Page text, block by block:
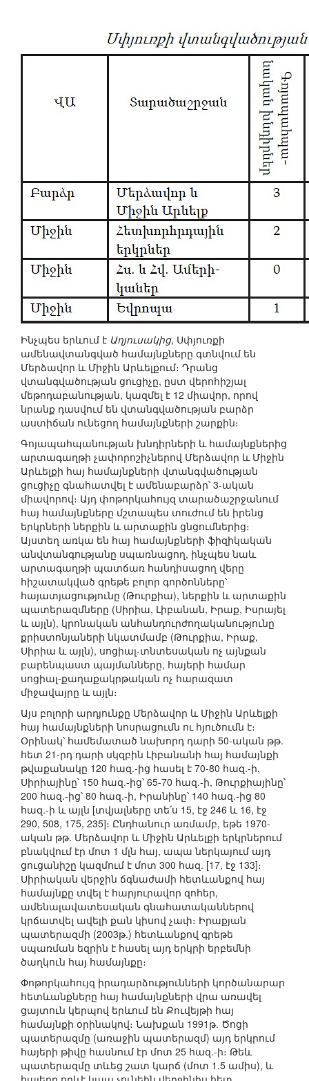
Ինչպես երևում է Աղյուսակից, Սփյուռքի
ամենավտանգված համայնքները գտնվում են
Մերձավոր և Միջին Արևելքում։ Դրանց
վտանգվածության ցուցիչը, ըստ վերոհիշյալ
մեթոդաբանության, կազմել է 12 միավոր, որով
նրանք դասվում են վտանգվածության բարձր
աստիճան ունեցող համայնքների շարքին։
Գոյապահպանության խնդիրների և համայնքներից
արտագաղթի չափորոշիչներով Մերձավոր և Միջին
Արևելքի հայ համայնքների վտանգվածության
ցուցիչը գնահատվել է ամենաբարձր՝ 3-ական
միավորով։ Այդ փոթորկահույզ տարածաշրջանում
հայ համայնքները մշտապես տուժում են իրենց
երկրների ներքին և արտաքին ցնցումներից։
Այստեղ առկա են հայ համայնքների ֆիզիկական
անվտանգությանը սպառնացող, ինչպես նաև
արտագաղթի պատճառ հանդիսացող վերը
հիշատակված գրեթե բոլոր գործոնները՝
հայատյացությունը (Թուրքիա), ներքին և արտաքին
պատերազմները (Սիրիա, Լիբանան, Իրաք, Իսրայել
և այլն), կրոնական անհանդուրժողականությունը
քրիստոնյաների նկատմամբ (Թուրքիա, Իրաք,
Սիրիա և այլն), սոցիալ-տնտեսական ոչ այնքան
բարենպաստ պայմանները, հայերի համար
սոցիալ-քաղաքակրթական ոչ հարազատ
միջավայրը և այլն։
Այս բոլորի արդյունքը Մերձավոր և Միջին Արևելքի
հայ համայնքների նոսրացումն ու հյուծումն է։
Օրինակ՝ համեմատած նախորդ դարի 50-ական թթ.
հետ 21-րդ դարի սկզբին Լիբանանի հայ համայնքի
թվաքանակը 120 հազ.-ից հասել է 70-80 հազ.-ի,
Սիրիայինը՝ 150 հազ.-ից՝ 65-70 հազ.-ի, Թուրքիայինը՝
200 հազ.-ից՝ 80 հազ.-ի, Իրանինը՝ 140 հազ.-ից 80
հազ.-ի և այլն [տվյալները տե՛ս 15, էջ 246 և 16, էջ
290, 508, 175, 235]։ Ընդհանուր առմամբ, եթե 1970-
ական թթ. Մերձավոր և Միջին Արևելքի երկրներում
բնակվում էր մոտ 1 մլն հայ, ապա ներկայում այդ
ցուցանիշը կազմում է մոտ 300 հազ. [17, էջ 133]։
Սիրիական վերջին ճգնաժամի հետևանքով հայ
համայնքը տվել է հարյուրավոր զոհեր,
ամենալավատեսական գնահատականներով
կրճատվել ավելի քան կիսով չափ։ Իրաքյան
պատերազմի (2003թ.) հետևանքով գրեթե
սպառման եզրին է հասել այդ երկրի երբեմնի
ծաղկուն հայ համայնքը։
Փոթորկահույզ իրադարձությունների կործանարար
հետևանքները հայ համայնքների վրա առավել
ցայտուն կերպով երևում են Քուվեյթի հայ
համայնքի օրինակով։ Նախքան 1991թ. Ծոցի
պատերազմը (առաջին պատերազմ) այդ երկրում
հայերի թիվը հասնում էր մոտ 25 հազ.-ի։ Թեև
պատերազմը տևեց շատ կարճ (մոտ 1.5 ամիս), և